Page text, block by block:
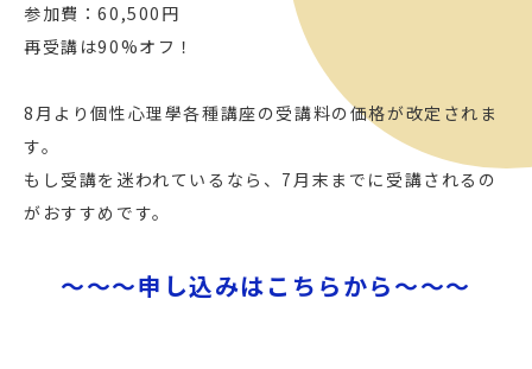
参加費：60,500円
再受講は90%オフ！
8月より個性心理學各種講座の受講料の価格が改定されま
す。
もし受講を迷われているなら、7月末までに受講されるの
がおすすめです。
～～～申し込みはこちらから～～～